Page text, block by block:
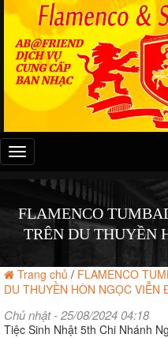
Đây
là
menu
FLAMENCO
TRÊN DU THUYỀN
Trang chủ / FLAMENCO
DU THUYỀN HÒN NGỌC VIỄN
Chủ nhật - 25/08/2024 04:18
Tiệc Sinh Nhật 5th Chi Nhánh